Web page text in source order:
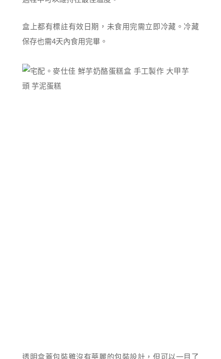
盒上都有標註有效日期，未食用完需立即冷藏。冷藏
保存也需4天內食用完畢。
透明盒蓋包裝雖沒有華麗的包裝設計，但可以一目了